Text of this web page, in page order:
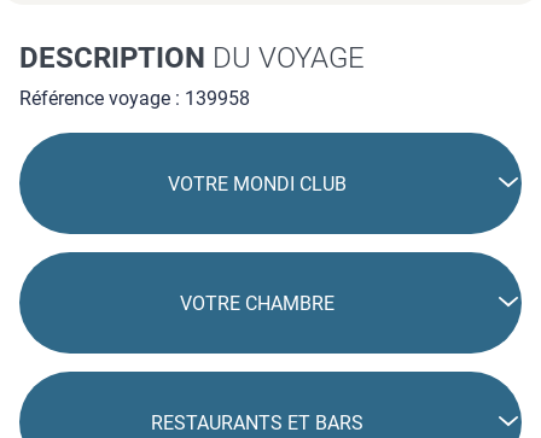
DESCRIPTION DU VOYAGE
Référence voyage : 139958
VOTRE MONDI CLUB
VOTRE CHAMBRE
RESTAURANTS ET BARS